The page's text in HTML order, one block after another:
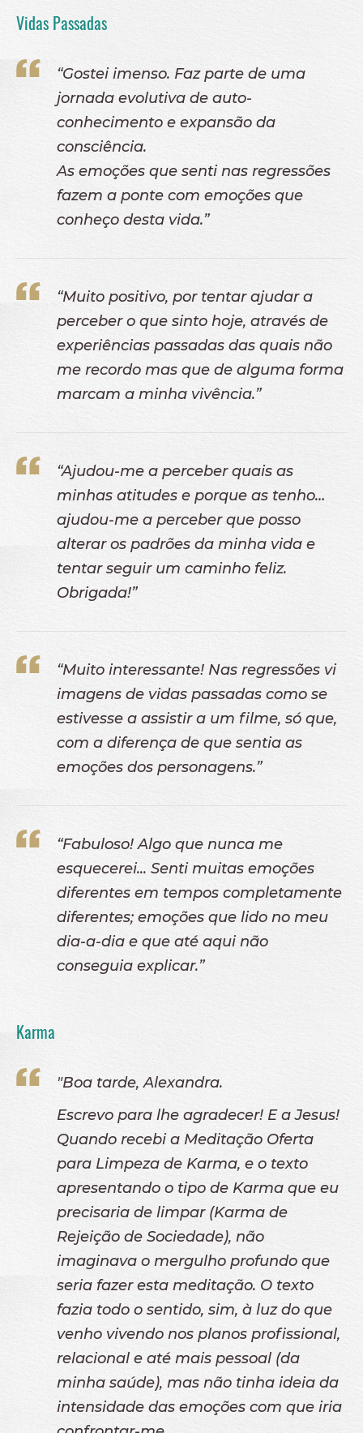
Vidas Passadas
“Gostei imenso. Faz parte de uma
jornada evolutiva de auto-
conhecimento e expansão da
consciência.
As emoções que senti nas regressões
fazem a ponte com emoções que
conheço desta vida.”
“Muito positivo, por tentar ajudar a
perceber o que sinto hoje, através de
experiências passadas das quais não
me recordo mas que de alguma forma
marcam a minha vivência.”
“Ajudou-me a perceber quais as
minhas atitudes e porque as tenho…
ajudou-me a perceber que posso
alterar os padrões da minha vida e
tentar seguir um caminho feliz.
Obrigada!”
“Muito interessante! Nas regressões vi
imagens de vidas passadas como se
estivesse a assistir a um filme, só que,
com a diferença de que sentia as
emoções dos personagens.”
“Fabuloso! Algo que nunca me
esquecerei... Senti muitas emoções
diferentes em tempos completamente
diferentes; emoções que lido no meu
dia-a-dia e que até aqui não
conseguia explicar.”
Karma
"Boa tarde, Alexandra.
Escrevo para lhe agradecer! E a Jesus!
Quando recebi a Meditação Oferta
para Limpeza de Karma, e o texto
apresentando o tipo de Karma que eu
precisaria de limpar (Karma de
Rejeição de Sociedade), não
imaginava o mergulho profundo que
seria fazer esta meditação. O texto
fazia todo o sentido, sim, à luz do que
venho vivendo nos planos profissional,
relacional e até mais pessoal (da
minha saúde), mas não tinha ideia da
intensidade das emoções com que iria